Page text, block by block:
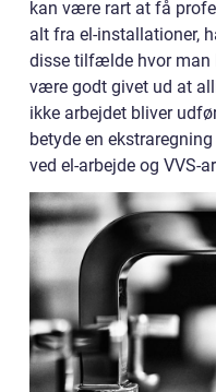
kan være rart at få
alt fra el-installationer,
disse tilfælde hvor man
være godt givet ud at
ikke arbejdet bliver
betyde en
ved el-arbejde og VVS-